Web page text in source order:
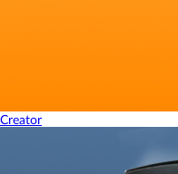
Creator